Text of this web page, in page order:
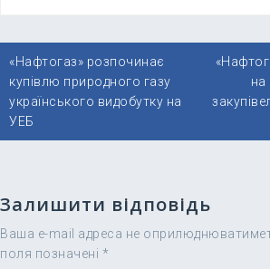
Навігація
записів
«Нафтогаз» розпочинає
купівлю природного газу
українського видобутку на
УЕБ
на
Залишити відповідь
Ваша e-mail адреса не
поля позначені *